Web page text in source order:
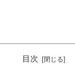
目次